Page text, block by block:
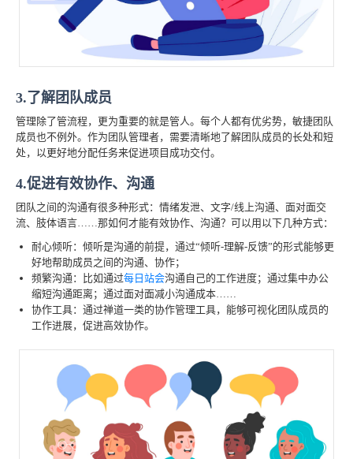
3.了解团队成员
管理除了管流程，更为重要的就是管人。每个人都有优劣势，敏捷团队
成员也不例外。作为团队管理者，需要清晰地了解团队成员的长处和短
处，以更好地分配任务来促进项目成功交付。
4.促进有效协作、沟通
团队之间的沟通有很多种形式：情绪发泄、文字/线上沟通、面对面交
流、肢体语言……那如何才能有效协作、沟通？可以用以下几种方式：
耐心倾听：倾听是沟通的前提，通过“倾听-理解-反馈”的形式能够更
好地帮助成员之间的沟通、协作；
频繁沟通：比如通过每日站会沟通自己的工作进度；通过集中办公
缩短沟通距离；通过面对面减小沟通成本……
协作工具：通过禅道一类的协作管理工具，能够可视化团队成员的
工作进展，促进高效协作。